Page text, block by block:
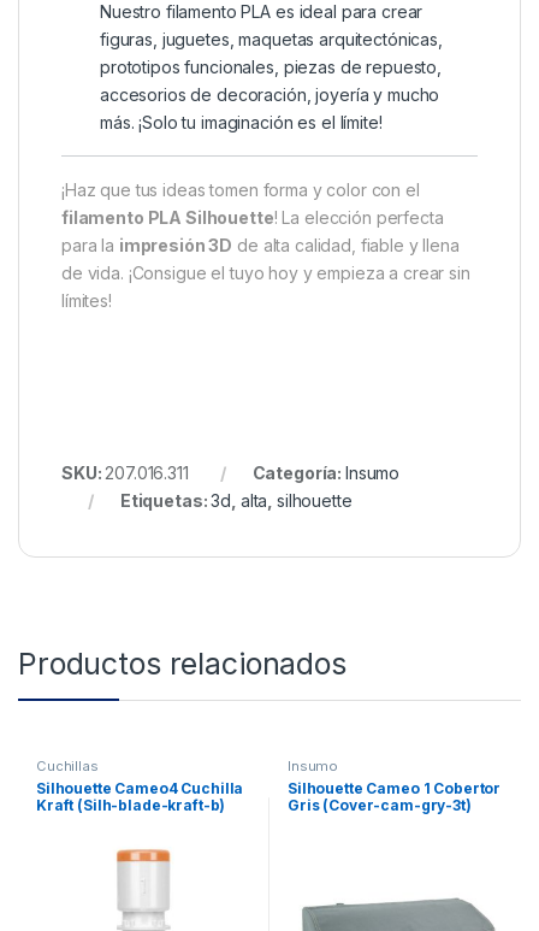
Nuestro filamento PLA es ideal para crear
figuras, juguetes, maquetas arquitectónicas,
prototipos funcionales, piezas de repuesto,
accesorios de decoración, joyería y mucho
más. ¡Solo tu imaginación es el límite!
¡Haz que tus ideas tomen forma y color con el
filamento PLA Silhouette! La elección perfecta
para la impresión 3D de alta calidad, fiable y llena
de vida. ¡Consigue el tuyo hoy y empieza a crear sin
límites!
SKU: 207.016.311 Categoría: Insumo
Etiquetas:3d alta silhouette
Productos relacionados
Cuchillas
Silhouette Cameo4 Cuchilla
Kraft (Silh-blade-kraft-b)
Insumo
Silhouette Cameo 1 Cobertor
Gris (Cover-cam-gry-3t)